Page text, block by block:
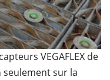
VEGAFLEX de
seulement sur la